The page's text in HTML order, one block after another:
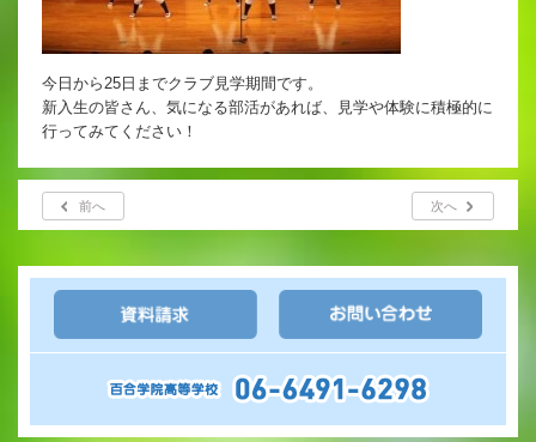
今日から25日までクラブ見学期間です。
新入生の皆さん、気になる部活があれば、見学や体験に積極的に
行ってみてください！
前へ 次へ